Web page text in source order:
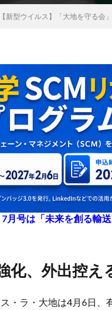
【新型ウイルス】「大地を守る会
月号は「未来を創る輸
強化、外出控
・ラ・大地は4月6日